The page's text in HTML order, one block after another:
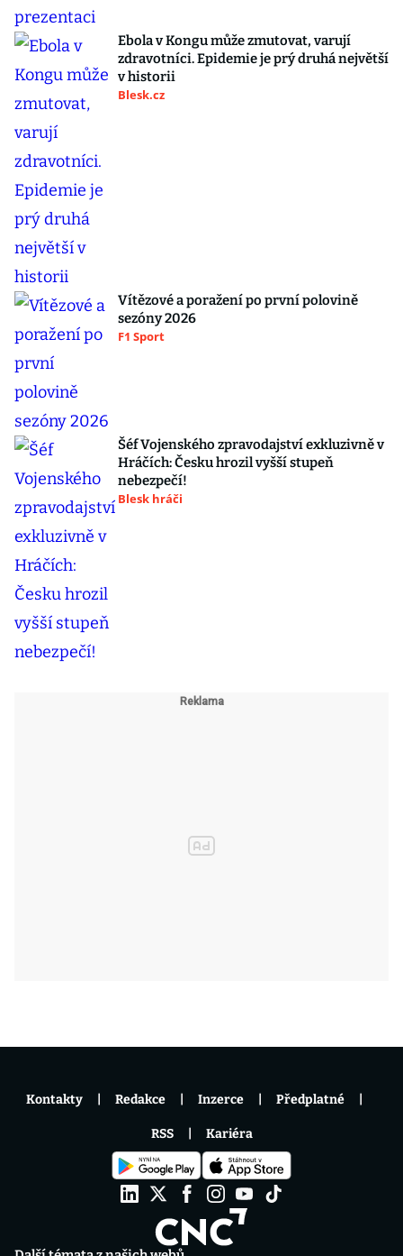
Ebola v Kongu může zmutovat, varují
zdravotníci. Epidemie je prý druhá největší
v historii
Blesk.cz
Vítězové a poražení po první polovině
sezóny 2026
F1 Sport
Šéf Vojenského zpravodajství exkluzivně v
Hráčích: Česku hrozil vyšší stupeň
nebezpečí!
Blesk hráči
Kontakty Redakce Inzerce Předplatné
RSS Kariéra